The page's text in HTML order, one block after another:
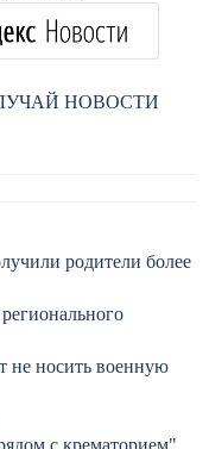
НОВОСТИ
родители более
не носить военную
с крематорием"